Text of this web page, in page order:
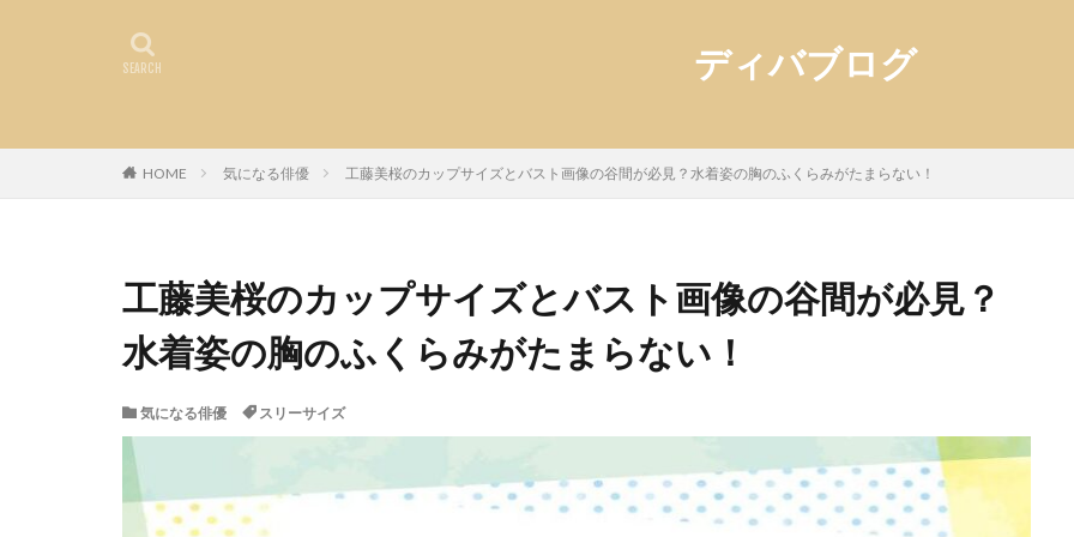
ディバブログ
HOME 気になる俳優 工藤美桜のカップサイズとバスト画像の谷間が必見？水着姿の胸のふくらみがたまらない！
工藤美桜のカップサイズとバスト画像の谷間が必見？
水着姿の胸のふくらみがたまらない！
気になる俳優 スリーサイズ